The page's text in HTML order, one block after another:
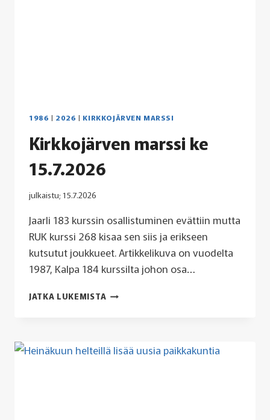
1986 | 2026 | KIRKKOJÄRVEN MARSSI
Kirkkojärven marssi ke
15.7.2026
julkaistu; 15.7.2026
Jaarli 183 kurssin osallistuminen evättiin mutta
RUK kurssi 268 kisaa sen siis ja erikseen
kutsutut joukkueet. Artikkelikuva on vuodelta
1987, Kalpa 184 kurssilta johon osa…
JATKA LUKEMISTA KIRKKOJÄRVEN